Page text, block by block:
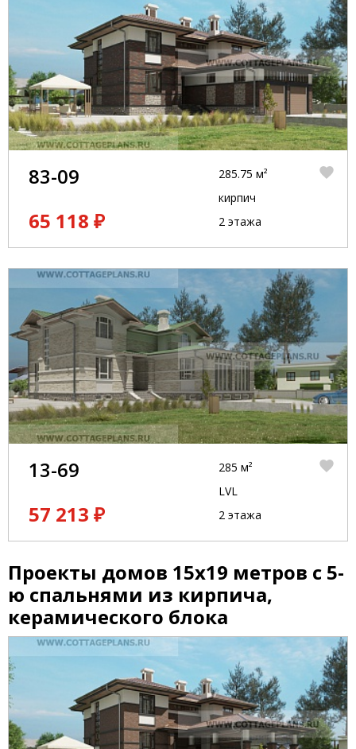
83-09
65 118 ₽
285.75 м²
кирпич
2 этажа
13-69
57 213 ₽
285 м²
LVL
2 этажа
Проекты домов 15x19 метров с 5-
ю спальнями из кирпича,
керамического блока